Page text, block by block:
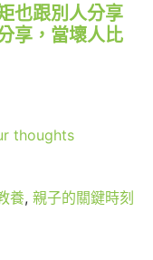
也跟別人分享
享，當壞人比
thoughts
養, 親子的關鍵時刻